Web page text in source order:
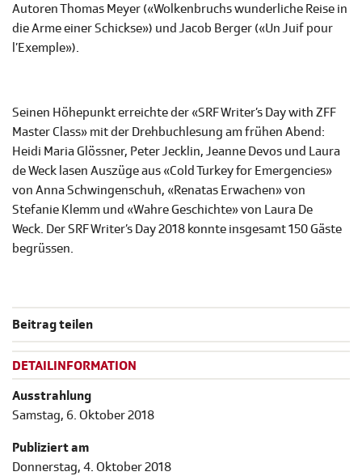
Autoren Thomas Meyer («Wolkenbruchs wunderliche Reise in
die Arme einer Schickse») und Jacob Berger («Un Juif pour
l’Exemple»).
Seinen Höhepunkt erreichte der «SRF Writer’s Day with ZFF
Master Class» mit der Drehbuchlesung am frühen Abend:
Heidi Maria Glössner, Peter Jecklin, Jeanne Devos und Laura
de Weck lasen Auszüge aus «Cold Turkey for Emergencies»
von Anna Schwingenschuh, «Renatas Erwachen» von
Stefanie Klemm und «Wahre Geschichte» von Laura De
Weck. Der SRF Writer’s Day 2018 konnte insgesamt 150 Gäste
begrüssen.
Beitrag teilen
DETAILINFORMATION
Ausstrahlung
Samstag, 6. Oktober 2018
Publiziert am
Donnerstag, 4. Oktober 2018